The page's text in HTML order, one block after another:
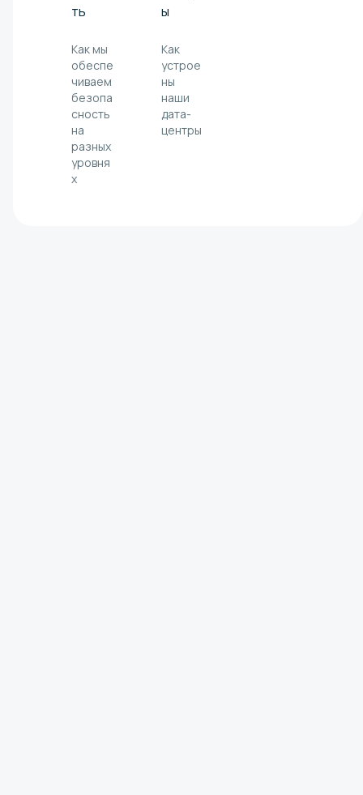
ть
Как мы
обеспе
чиваем
безопа
сность
на
разных
уровня
х
ы
Как
устрое
ны
наши
дата-
центры